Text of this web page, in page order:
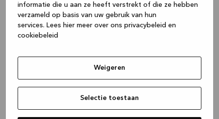
informatie die u aan ze heeft verstrekt of die ze hebben
verzameld op basis van uw gebruik van hun
services. Lees hier meer over ons privacybeleid en
cookiebeleid
Weigeren
Selectie toestaan
(see the browser console for more
information).